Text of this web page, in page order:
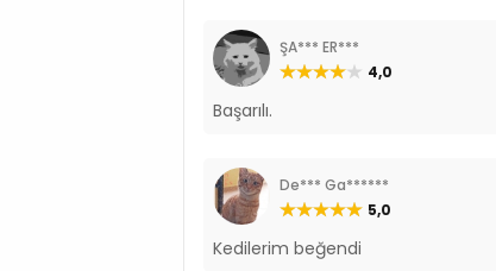
ŞA*** ER***
4,0
Başarılı.
De*** Ga******
5,0
Kedilerim beğendi